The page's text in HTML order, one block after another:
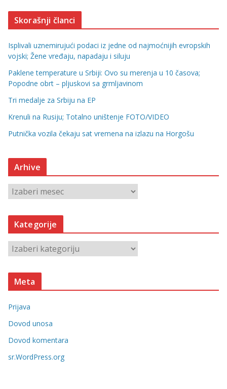
Skorašnji članci
Isplivali uznemirujući podaci iz jedne od najmoćnijih evropskih
vojski; Žene vređaju, napadaju i siluju
Paklene temperature u Srbiji: Ovo su merenja u 10 časova;
Popodne obrt – pljuskovi sa grmljavinom
Tri medalje za Srbiju na EP
Krenuli na Rusiju; Totalno uništenje FOTO/VIDEO
Putnička vozila čekaju sat vremena na izlazu na Horgošu
Arhive
r
h
v
Kategorije
a
t
o
r
i
e
Meta
Prijava
Dovod unosa
Dovod komentara
sr.WordPress.org